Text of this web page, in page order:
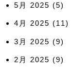
5月 2025 (5)
4月 2025 (11)
3月 2025 (9)
2月 2025 (9)